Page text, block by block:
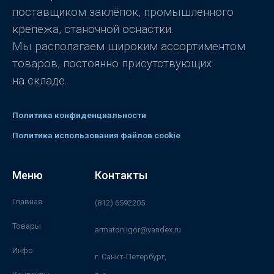
поставщиком заклёпок, промышленного
крепежа, станочной оснастки.
Мы располагаем широким ассортиментом
товаров, постоянно присутствующих
на складе.
Политика конфиденциальности
Политика использования файлов cookie
Меню
Главная
Товары
Инфо
Контакты
(812) 6592205
armaton.igor@yandex.ru
г. Санкт-Петербург,